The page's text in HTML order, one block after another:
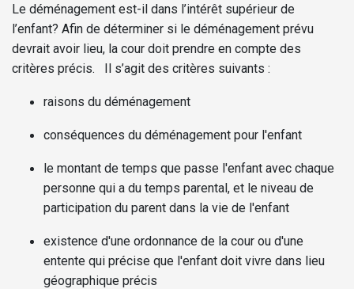
Le déménagement est-il dans l’intérêt supérieur de
l’enfant? Afin de déterminer si le déménagement prévu
devrait avoir lieu, la cour doit prendre en compte des
critères précis. Il s’agit des critères suivants :
raisons du déménagement
conséquences du déménagement pour l'enfant
le montant de temps que passe l'enfant avec chaque
personne qui a du temps parental, et le niveau de
participation du parent dans la vie de l'enfant
existence d'une ordonnance de la cour ou d'une
entente qui précise que l'enfant doit vivre dans lieu
géographique précis